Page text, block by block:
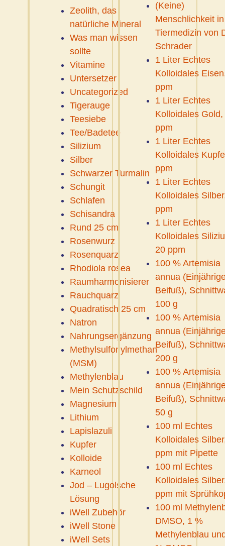
Zeolith, das
natürliche Mineral
Was man wissen
sollte
Vitamine
Untersetzer
Uncategorized
Tigerauge
Teesiebe
Tee/Badetee
Silizium
Silber
Schwarzer Turmalin
Schungit
Schlafen
Schisandra
Rund 25 cm
Rosenwurz
Rosenquarz
Rhodiola rosea
Raumharmonisierer
Rauchquarz
Quadratisch 25 cm
Natron
Nahrungsergänzung
Methylsulfonylmethan
(MSM)
Methylenblau
Mein Schutzschild
Magnesium
Lithium
Lapislazuli
Kupfer
Kolloide
Karneol
Jod – Lugolsche
Lösung
iWell Zubehör
iWell Stone
iWell Sets
(Keine)
Menschlichkeit
Tiermedizin von
Schrader
1 Liter Echtes
Kolloidales
ppm
1 Liter Echtes
Kolloidales Gold,
ppm
1 Liter Echtes
Kolloidales
ppm
1 Liter Echtes
Kolloidales
ppm
1 Liter Echtes
Kolloidales
20 ppm
100 % Artemisia
annua
Beifuß),
100 g
100 % Artemisia
annua
Beifuß),
200 g
100 % Artemisia
annua
Beifuß),
50 g
100 ml Echtes
Kolloidales
ppm mit Pipette
100 ml Echtes
Kolloidales
ppm mit
100 ml
DMSO, 1 %
Methylenblau